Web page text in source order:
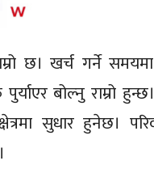
छ। खर्च गर्ने
बोल्नु राम्रो
सुधार हुनेछ।